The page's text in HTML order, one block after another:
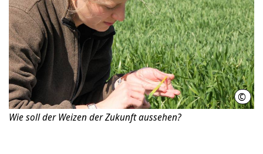
©
Wie soll der Weizen der Zukunft aussehen?